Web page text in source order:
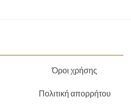
Όροι χρήσης
Πολιτική απορρήτου